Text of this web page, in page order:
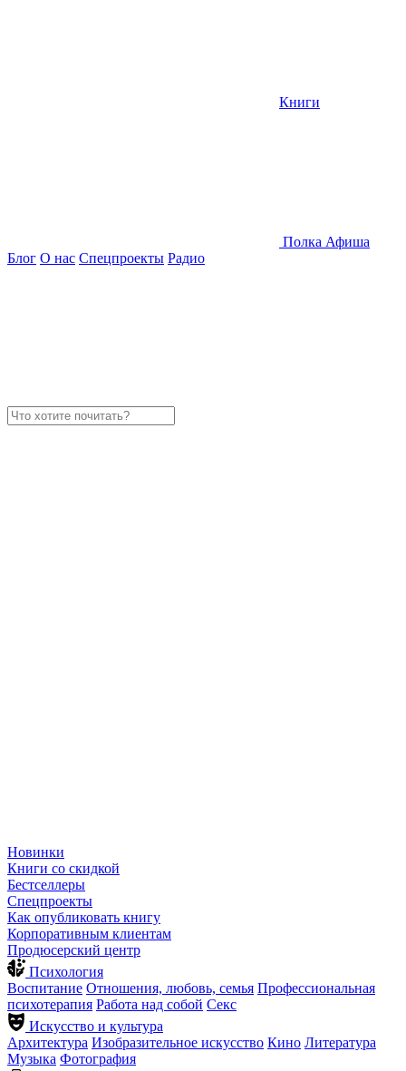
Книги
Полка Афиша
Блог О нас Спецпроекты Радио
Новинки
Книги со скидкой
Бестселлеры
Спецпроекты
Как опубликовать книгу
Корпоративным клиентам
Продюсерский центр
Психология
Воспитание Отношения, любовь, семья Профессиональная
психотерапия Работа над собой Секс
Искусство и культура
Архитектура Изобразительное искусство Кино Литература
Музыка Фотография